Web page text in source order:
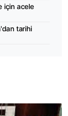
için acele
tarihi